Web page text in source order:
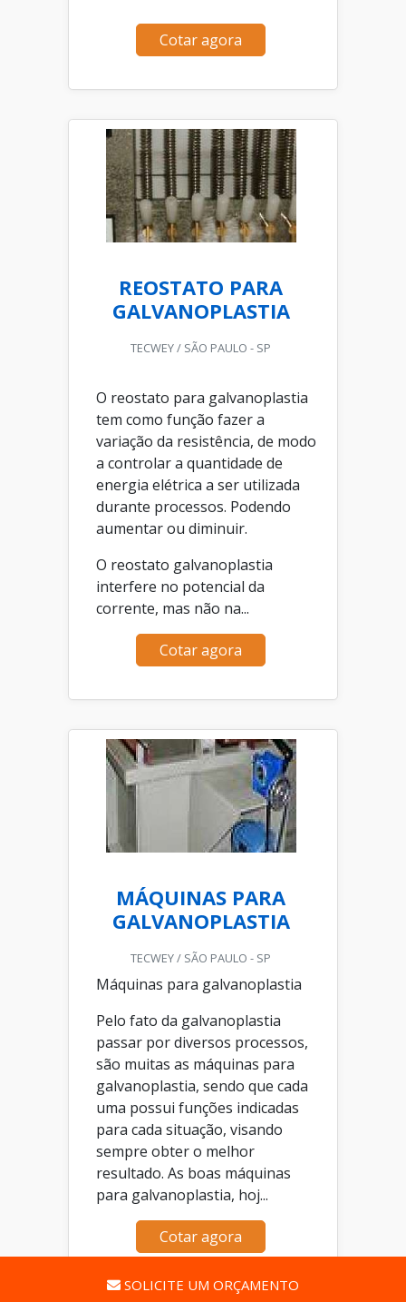
Cotar agora
REOSTATO PARA
GALVANOPLASTIA
TECWEY / SÃO PAULO - SP
O reostato para galvanoplastia
tem como função fazer a
variação da resistência, de modo
a controlar a quantidade de
energia elétrica a ser utilizada
durante processos. Podendo
aumentar ou diminuir.
O reostato galvanoplastia
interfere no potencial da
corrente, mas não na...
Cotar agora
MÁQUINAS PARA
GALVANOPLASTIA
TECWEY / SÃO PAULO - SP
Máquinas para galvanoplastia
Pelo fato da galvanoplastia
passar por diversos processos,
são muitas as máquinas para
galvanoplastia, sendo que cada
uma possui funções indicadas
para cada situação, visando
sempre obter o melhor
resultado. As boas máquinas
para galvanoplastia, hoj...
Cotar agora
SOLICITE UM ORÇAMENTO